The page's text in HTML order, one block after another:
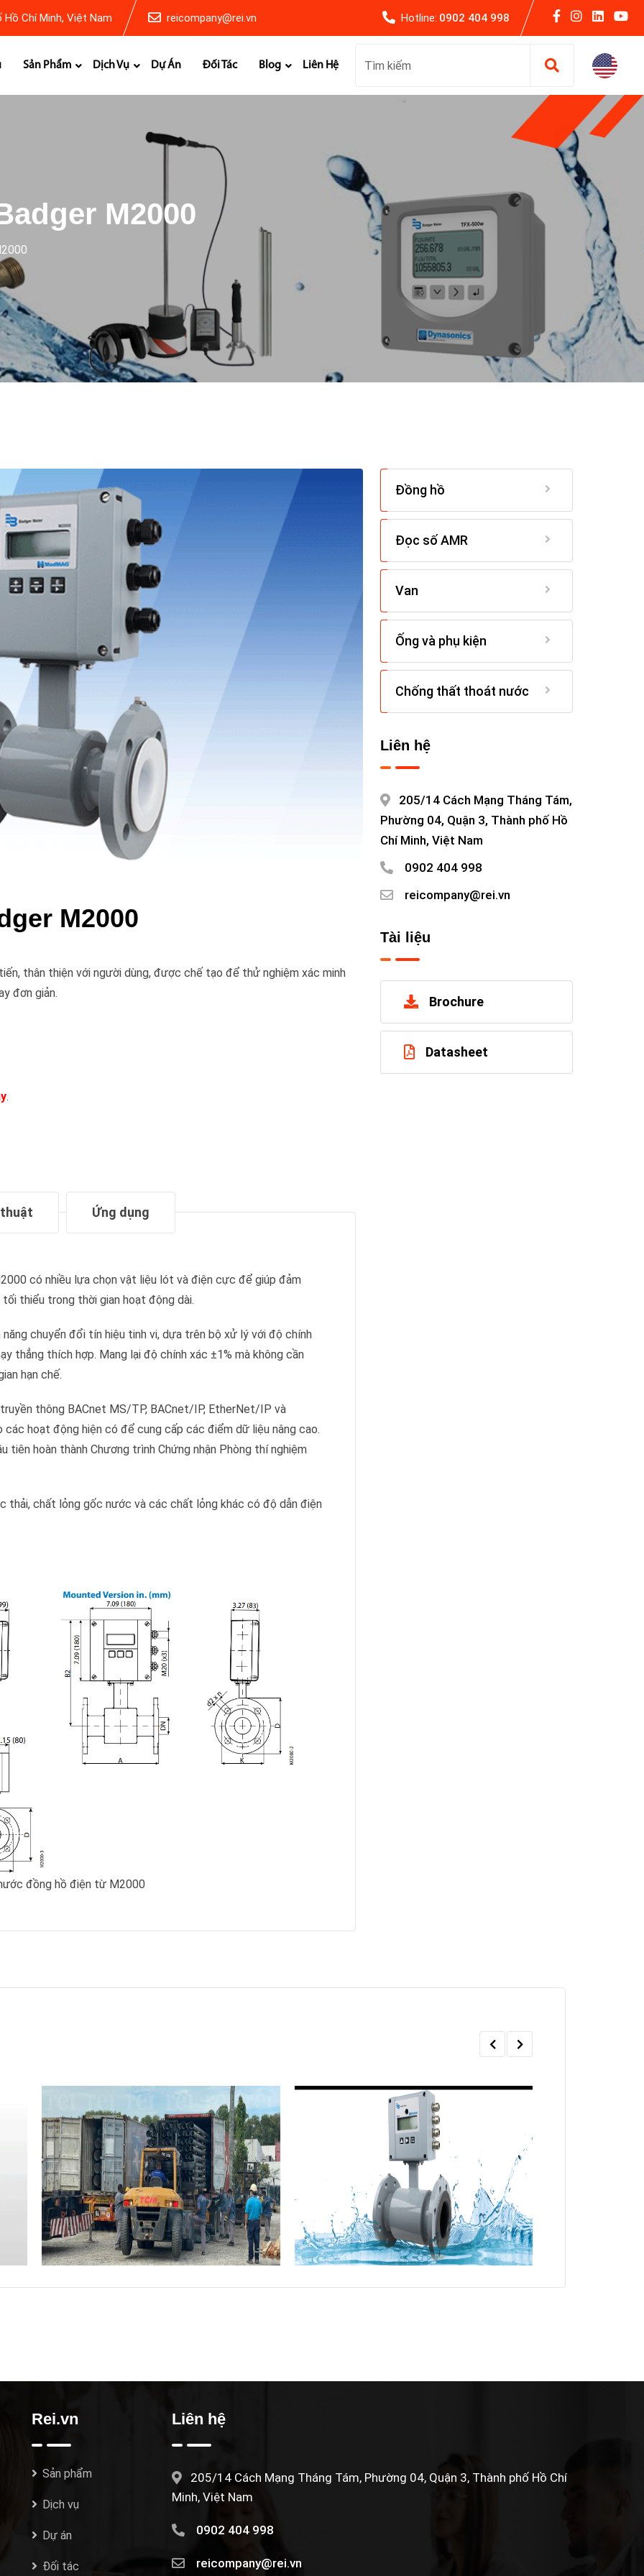
Hồ Chí Minh, Việt Nam reicompany@rei.vn Hotline: 0902 404 998
Sản Phẩm Dịch Vụ Dự Án Đối Tác Blog Liên Hệ
M2000
M2000
thân thiện với người dùng, được chế tạo để thử nghiệm xác minh
đơn giản.
.
Ứng dụng
có nhiều lựa chọn vật liệu lót và điện cực để giúp đảm
thiểu trong thời gian hoạt động dài.
chuyển đổi tín hiệu tinh vi, dựa trên bộ xử lý với độ chính
thẳng thích hợp. Mang lại độ chính xác ±1% mà không cần
hạn chế.
thông BACnet MS/TP, BACnet/IP, EtherNet/IP và
hoạt động hiện có để cung cấp các điểm dữ liệu nâng cao.
hoàn thành Chương trình Chứng nhận Phòng thí nghiệm
thải, chất lỏng gốc nước và các chất lỏng khác có độ dẫn điện
đồng hồ điện từ M2000
Đồng hồ
Đọc số AMR
Van
Ống và phụ kiện
Chống thất thoát nước
Liên hệ
205/14 Cách Mạng Tháng Tám,
Phường 04, Quận 3, Thành phố Hồ
Chí Minh, Việt Nam
0902 404 998
reicompany@rei.vn
Tài liệu
Brochure
Datasheet
Rei.vn
Sản phẩm
Dịch vụ
Dự án
Đối tác
Liên hệ
205/14 Cách Mạng Tháng Tám, Phường 04, Quận 3, Thành phố Hồ Chí
Minh, Việt Nam
0902 404 998
reicompany@rei.vn